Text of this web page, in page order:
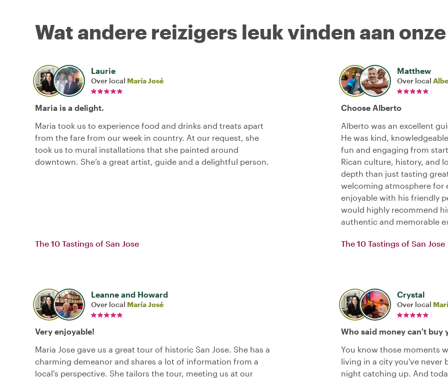
Wat andere reizigers leuk vinden aan
Laurie
Over local María José
Maria is a delight.
Maria took us to experience food and drinks and treats apart
from the fare from our week in country. At our request, she
took us to mural installations that she painted around
downtown. She’s a great artist, guide and a delightful person.
The 10 Tastings of San Jose
Matthew
Over local
Choose Alberto
Alberto was an excellent
He was kind,
fun and engaging from
Rican culture, history, and
depth than just tasting
welcoming atmosphere for
enjoyable with his friendly
would highly recommend
authentic and memorable
The 10 Tastings of San Jose
Leanne and Howard
Over local María José
Very enjoyable!
Maria Jose gave us a great tour of historic San Jose. She has a
charming demeanor and shares a lot of information from a
local's perspective. She tailors the tour, meeting us at our
Crystal
Over local
Who said money can't buy
You know those moments
living in a city you've never
night catching up. And